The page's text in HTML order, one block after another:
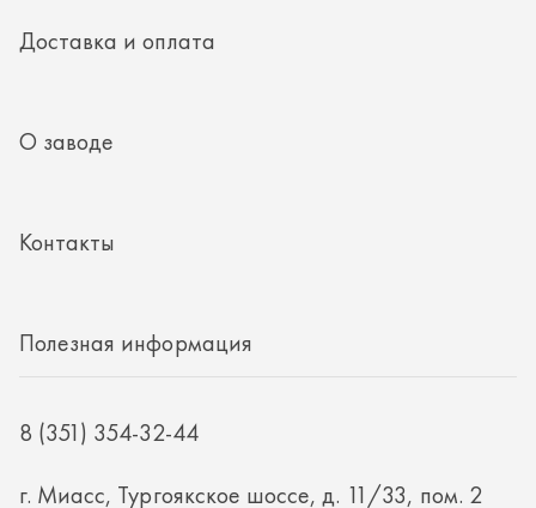
8 (351) 354-32-44
ИНН 7415101168
ОГРН 1187456037768
Политика конфиденциальности